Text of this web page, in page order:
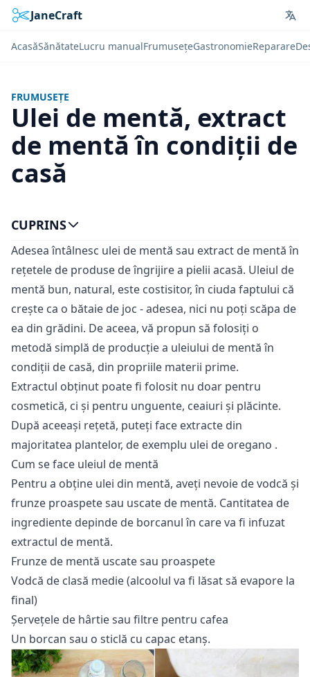
JaneCraft
AcasăSănătateLucru manualFrumusețeGastronomieReparare
FRUMUSEȚE
Ulei de mentă, extract
de mentă în condiții de
casă
Adesea întâlnesc ulei de mentă sau extract de mentă în
rețetele de produse de îngrijire a pielii acasă. Uleiul de
mentă bun, natural, este costisitor, în ciuda faptului că
crește ca o bătaie de joc - adesea, nici nu poți scăpa de
ea din grădini. De aceea, vă propun să folosiți o
metodă simplă de producție a uleiului de mentă în
condiții de casă, din propriile materii prime.
Extractul obținut poate fi folosit nu doar pentru
cosmetică, ci și pentru unguente, ceaiuri și plăcinte.
După aceeași rețetă, puteți face extracte din
majoritatea plantelor, de exemplu ulei de oregano .
Cum se face uleiul de mentă
Pentru a obține ulei din mentă, aveți nevoie de vodcă și
frunze proaspete sau uscate de mentă. Cantitatea de
ingrediente depinde de borcanul în care va fi infuzat
extractul de mentă.
Frunze de mentă uscate sau proaspete
Vodcă de clasă medie (alcoolul va fi lăsat să evapore la
final)
Șervețele de hârtie sau filtre pentru cafea
Un borcan sau o sticlă cu capac etanș.
CUPRINS